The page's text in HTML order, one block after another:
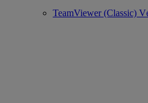
TeamViewer (Classic)